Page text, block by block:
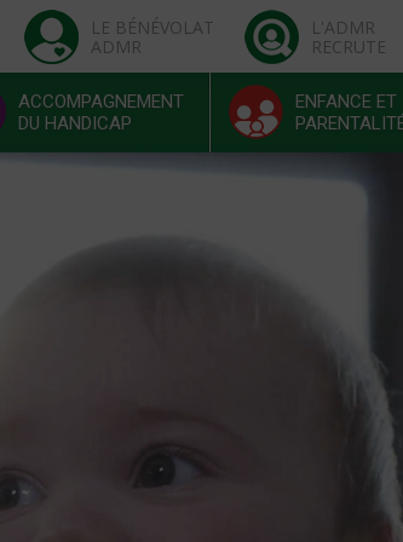
LE BÉNÉVOLAT
ADMR
L'ADMR
RECRUTE
ACCOMPAGNEMENT
DU HANDICAP
ENFANCE ET